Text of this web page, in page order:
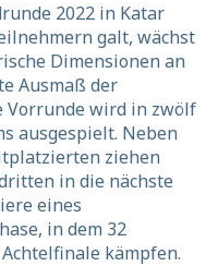
2022 in Katar
galt, wächst
Dimensionen an
Ausmaß der
Vorrunde wird in zwölf
ausgespielt. Neben
ziehen
in die nächste
eines
in dem 32
kämpfen.